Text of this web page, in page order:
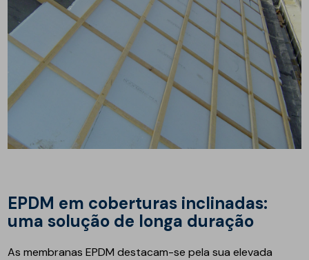
EPDM em coberturas inclinadas:
uma solução de longa duração
As membranas EPDM destacam-se pela sua elevada